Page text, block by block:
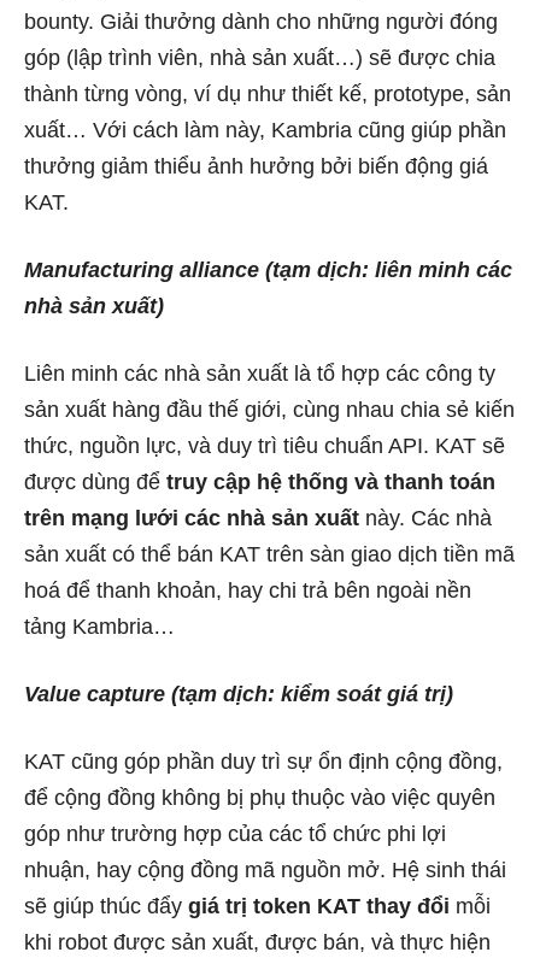
bounty. Giải thưởng dành cho những người đóng
góp (lập trình viên, nhà sản xuất…) sẽ được chia
thành từng vòng, ví dụ như thiết kế, prototype, sản
xuất… Với cách làm này, Kambria cũng giúp phần
thưởng giảm thiểu ảnh hưởng bởi biến động giá
KAT.
Manufacturing alliance (tạm dịch: liên minh các
nhà sản xuất)
Liên minh các nhà sản xuất là tổ hợp các công ty
sản xuất hàng đầu thế giới, cùng nhau chia sẻ kiến
thức, nguồn lực, và duy trì tiêu chuẩn API. KAT sẽ
được dùng để truy cập hệ thống và thanh toán
trên mạng lưới các nhà sản xuất này. Các nhà
sản xuất có thể bán KAT trên sàn giao dịch tiền mã
hoá để thanh khoản, hay chi trả bên ngoài nền
tảng Kambria…
Value capture (tạm dịch: kiểm soát giá trị)
KAT cũng góp phần duy trì sự ổn định cộng đồng,
để cộng đồng không bị phụ thuộc vào việc quyên
góp như trường hợp của các tổ chức phi lợi
nhuận, hay cộng đồng mã nguồn mở. Hệ sinh thái
sẽ giúp thúc đẩy giá trị token KAT thay đổi mỗi
khi robot được sản xuất, được bán, và thực hiện